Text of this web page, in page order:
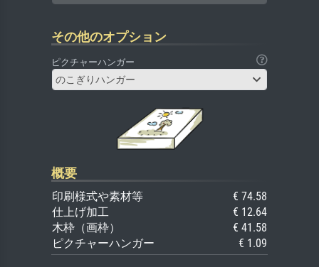
その他のオプション
ピクチャーハンガー
のこぎりハンガー
概要
印刷様式や素材等
€ 74.58
仕上げ加工
€ 12.64
木枠（画枠）
€ 41.58
ピクチャーハンガー
€ 1.09